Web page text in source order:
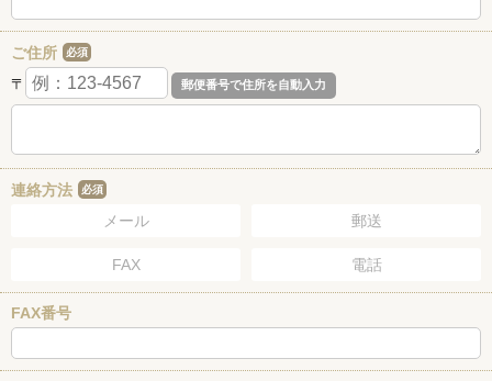
ご住所 必須
〒
連絡方法 必須
メール 郵送
FAX 電話
FAX番号